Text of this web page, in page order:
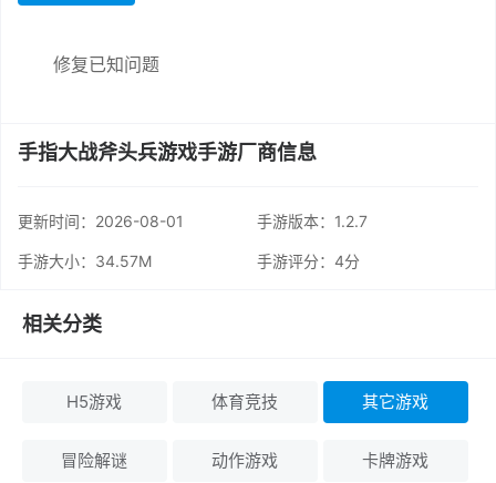
修复已知问题
手指大战斧头兵游戏手游厂商信息
更新时间： 2026-08-01 手游版本：1.2.7
手游大小：34.57M 手游评分： 4分
相关分类
H5游戏 体育竞技 其它游戏
冒险解谜 动作游戏 卡牌游戏